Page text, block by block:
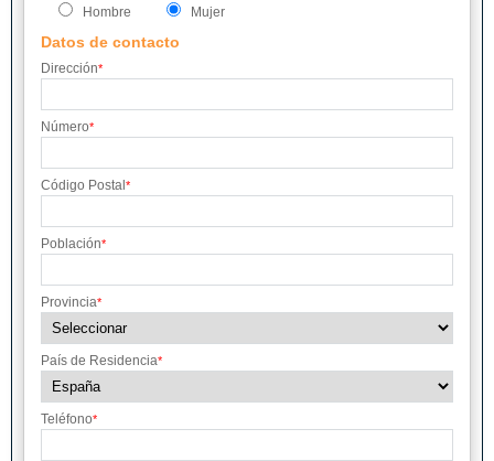
Hombre Mujer
Datos de contacto
Dirección*
Número*
Código Postal *
Población*
Provincia*
País de Residencia*
Teléfono*